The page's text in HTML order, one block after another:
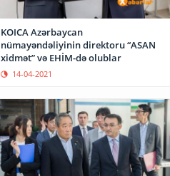
KOICA Azərbaycan
nümayəndəliyinin direktoru “ASAN
xidmət” və EHİM-də olublar
14-04-2021